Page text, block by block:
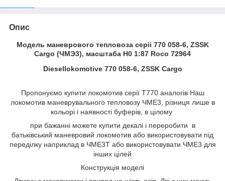
Опис
Модель маневрового тепловоза серii 770 058-6, ZSSK
Cargo (ЧМЭ3), масштаба Н0 1:87 Roco 72964
Diesellokomotive 770 058-6, ZSSK Cargo
Пропонуємо купити локомотив серії T770 аналогів Наш
локомотив маневрувального тепловозу ЧМЕ3, різниця лише в
кольорі і наявності буферів, в цілому
при бажанні можете купити декалі і переробити в
батьківський маневровий локомотив або використовувати під
переділку наприклад в ЧМЕ3Т або використовувати ЧМЕ3 для
інших цілей
Конструкція моделі